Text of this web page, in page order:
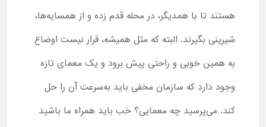
هستند تا با همدیگر، در محله قدم زده و از همسایه‌ها،
شیرینی بگیرند. البته که مثل همیشه، قرار نیست اوضاع
به همین خوبی و راحتی پیش برود و یک معمای تازه
وجود دارد که سازمان مخفی باید به‌سرعت آن را حل
کند. می‌پرسید چه معمایی؟ خب باید همراه ما باشید